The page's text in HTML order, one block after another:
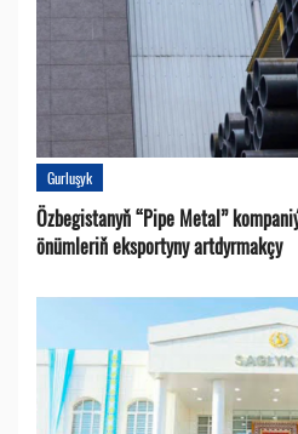
Gurluşyk
Özbegistanyň “Pipe Metal”
önümleriň eksportyny artdyrmakçy